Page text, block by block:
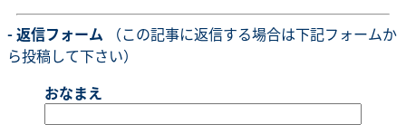
- 返信フォーム （この記事に返信する場合は下記フォームか
ら投稿して下さい）
おなまえ